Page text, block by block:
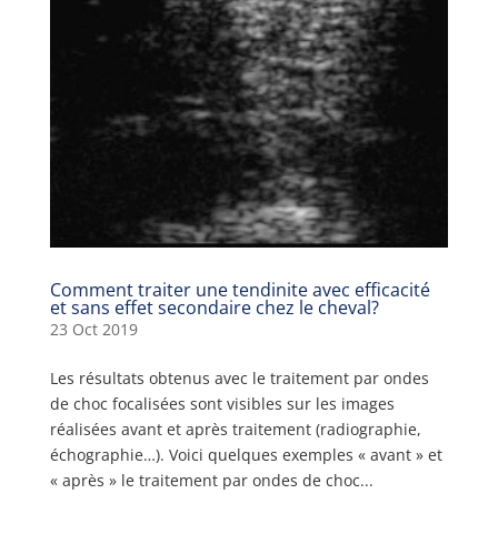
Comment traiter une tendinite avec efficacité
et sans effet secondaire chez le cheval?
23 Oct 2019
Les résultats obtenus avec le traitement par ondes
de choc focalisées sont visibles sur les images
réalisées avant et après traitement (radiographie,
échographie…). Voici quelques exemples « avant » et
« après » le traitement par ondes de choc...